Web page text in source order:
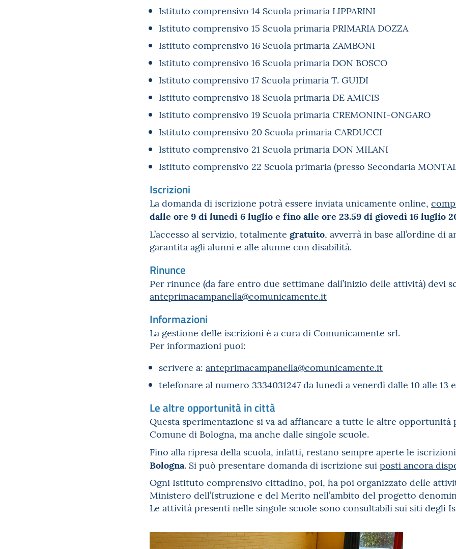
Istituto comprensivo 14 Scuola primaria LIPPARINI
Istituto comprensivo 15 Scuola primaria PRIMARIA DOZZA
Istituto comprensivo 16 Scuola primaria ZAMBONI
Istituto comprensivo 16 Scuola primaria DON BOSCO
Istituto comprensivo 17 Scuola primaria T. GUIDI
Istituto comprensivo 18 Scuola primaria DE AMICIS
Istituto comprensivo 19 Scuola primaria CREMONINI-ONGARO
Istituto comprensivo 20 Scuola primaria CARDUCCI
Istituto comprensivo 21 Scuola primaria DON MILANI
Istituto comprensivo 22 Scuola primaria (presso Secondaria
Iscrizioni
La domanda di iscrizione potrà essere inviata unicamente online,
dalle ore 9 di lunedì 6 luglio e fino alle ore 23.59 di giovedì 16 luglio
L’accesso al servizio, totalmente gratuito, avverrà in base all’ordine di
garantita agli alunni e alle alunne con disabilità.
Rinunce
Per rinunce (da fare entro due settimane dall’inizio delle attività) devi
anteprimacampanella@comunicamente.it
Informazioni
La gestione delle iscrizioni è a cura di Comunicamente srl.
Per informazioni puoi:
scrivere a: anteprimacampanella@comunicamente.it
telefonare al numero 3334031247 da lunedì a venerdì dalle 10 alle 13 e
Le altre opportunità in città
Questa sperimentazione si va ad affiancare a tutte le altre
Comune di Bologna, ma anche dalle singole scuole.
Fino alla ripresa della scuola, infatti, restano sempre aperte le
Bologna. Si può presentare domanda di iscrizione sui posti ancora
Ogni Istituto comprensivo cittadino, poi, ha poi organizzato delle
Ministero dell’Istruzione e del Merito nell’ambito del progetto
Le attività presenti nelle singole scuole sono consultabili sui siti degli